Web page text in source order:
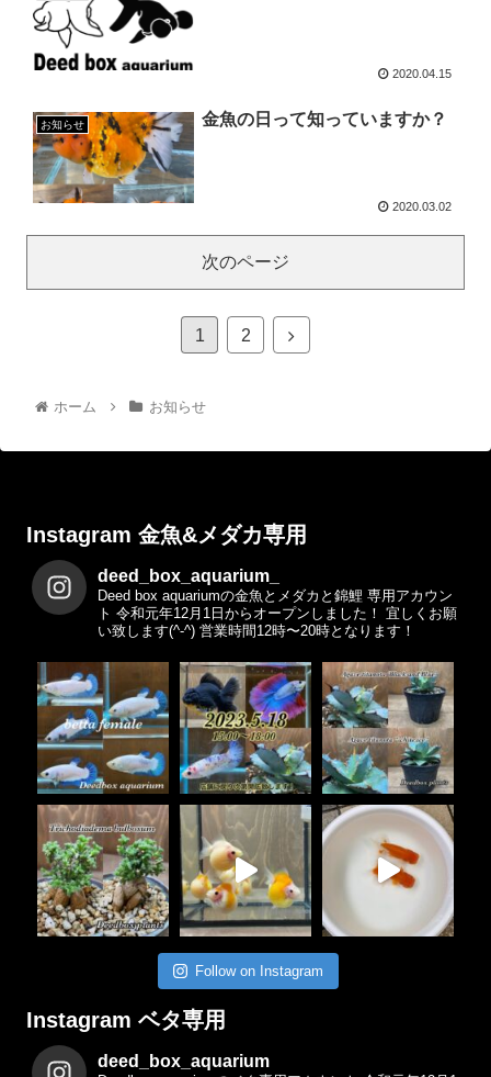
2020.04.15
お知らせ 金魚の日って知っていますか？
2020.03.02
次のページ
1 2
ホーム お知らせ
Instagram 金魚&メダカ専用
deed_box_aquarium_
Deed box aquariumの金魚とメダカと錦鯉 専用アカウン
ト 令和元年12月1日からオープンしました！ 宜しくお願
い致します(^-^) 営業時間12時〜20時となります！
Follow on Instagram
Instagram ベタ専用
deed_box_aquarium